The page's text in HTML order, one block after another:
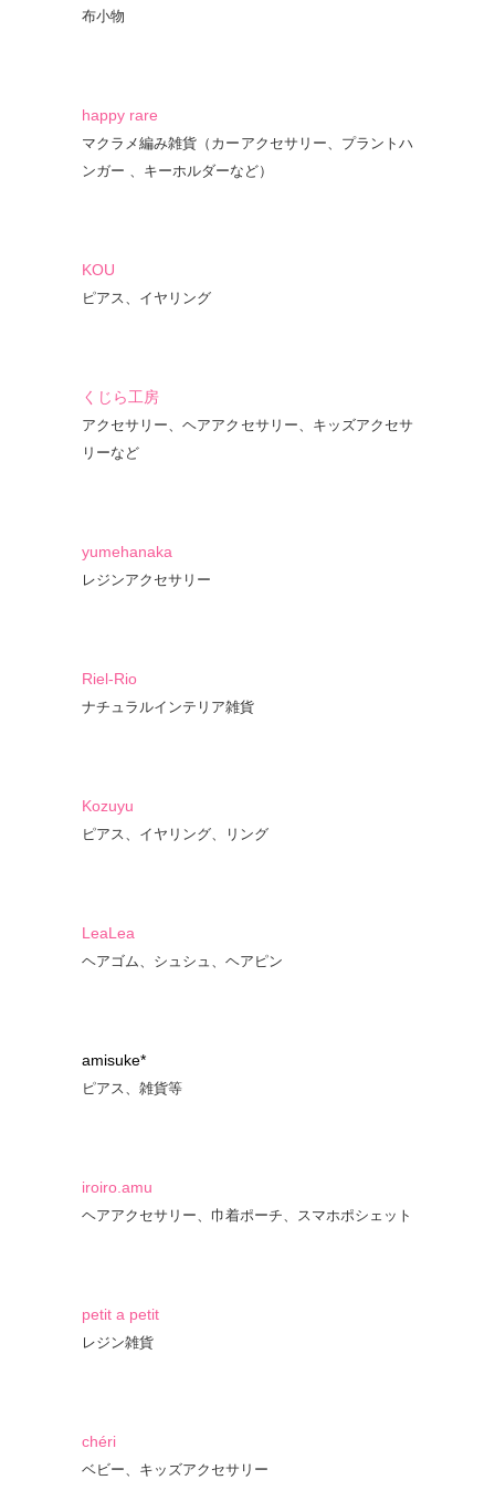
布小物
happy rare
マクラメ編み雑貨（カーアクセサリー、プラントハ
ンガー 、キーホルダーなど）
KOU
ピアス、イヤリング
くじら工房
アクセサリー、ヘアアクセサリー、キッズアクセサ
リーなど
yumehanaka
レジンアクセサリー
Riel-Rio
ナチュラルインテリア雑貨
Kozuyu
ピアス、イヤリング、リング
LeaLea
ヘアゴム、シュシュ、ヘアピン
amisuke*
ピアス、雑貨等
iroiro.amu
ヘアアクセサリー、巾着ポーチ、スマホポシェット
petit a petit
レジン雑貨
chéri
ベビー、キッズアクセサリー